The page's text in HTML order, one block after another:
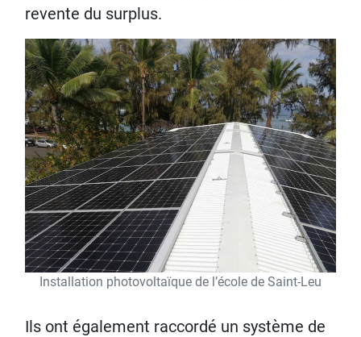
revente du surplus.
Installation photovoltaïque de l’école de Saint-Leu
Ils ont également raccordé un système de